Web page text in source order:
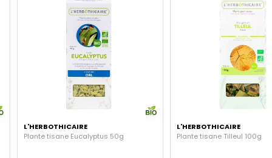
L'HERBOTHICAIRE
Plante tisane Eucalyptus 50g
L'HERBOTHICAIRE
Plante tisane Tilleul 100g